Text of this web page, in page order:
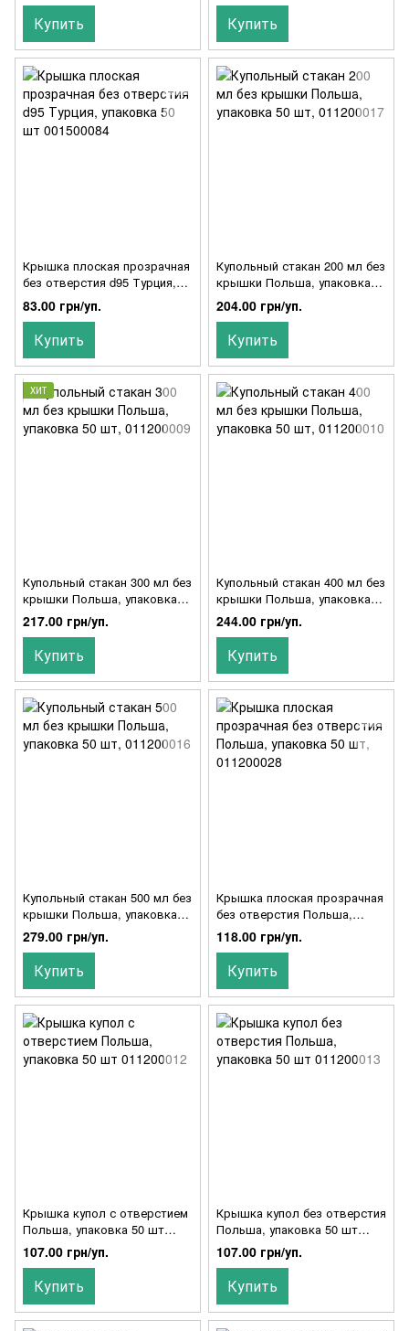
Купить Купить
Крышка плоская прозрачная
без отверстия d95 Турция,
упаковка 50 шт 001500084
83.00 грн/уп.
Купить
Купольный стакан 200 мл без
крышки Польша, упаковка
50 шт, 011200017
204.00 грн/уп.
Купить
ХИТ
Купольный стакан 300 мл без
крышки Польша, упаковка
50 шт, 011200009
217.00 грн/уп.
Купить
Купольный стакан 400 мл без
крышки Польша, упаковка
50 шт, 011200010
244.00 грн/уп.
Купить
Купольный стакан 500 мл без
крышки Польша, упаковка
50 шт, 011200016
279.00 грн/уп.
Купить
Крышка плоская прозрачная
без отверстия Польша,
упаковка 50 шт, 011200028
118.00 грн/уп.
Купить
Крышка купол с отверстием
Польша, упаковка 50 шт
011200012
107.00 грн/уп.
Купить
Крышка купол без отверстия
Польша, упаковка 50 шт
011200013
107.00 грн/уп.
Купить